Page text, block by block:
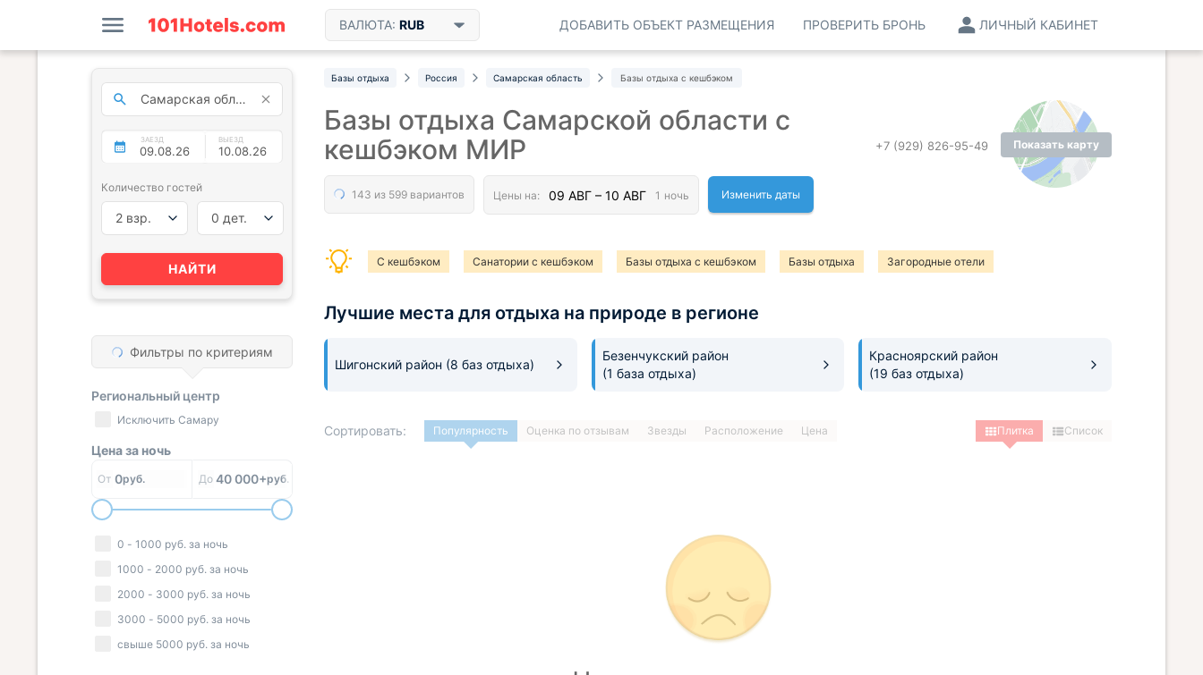
ВАЛЮТА: RUB ЛИЧНЫЙ КАБИНЕТ
ПРОВЕРИТЬ БРОНЬ
ДОБАВИТЬ ОБЪЕКТ РАЗМЕЩЕНИЯ
Базы отдыха Россия Самарская область Базы отдыха с кешбэком
Показать карту
+7 (929) 826-95-49
Базы отдыха Самарской области с
кешбэком МИР
Изменить даты
С кешбэком Санатории с кешбэком Базы отдыха с кешбэком Базы отдыха Загородные отели
Лучшие места для отдыха на природе в регионе
Шигонский район (8 баз отдыха)
Безенчукский район
(1 база отдыха)
Красноярский район
(19 баз отдыха)
Сортировать: Популярность Оценка по отзывам Звезды Расположение Цена Плитка Список
ЗАЕЗД ВЫЕЗД
Количество гостей
2 взр. 0 дет.
НАЙТИ
Фильтры по критериям
Региональный центр
Исключить Самару
Цена за ночь
От 0руб. До 40 000+руб.
0 - 1000 руб. за ночь
1000 - 2000 руб. за ночь
2000 - 3000 руб. за ночь
3000 - 5000 руб. за ночь
свыше 5000 руб. за ночь